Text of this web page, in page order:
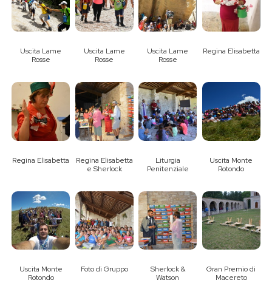
Uscita Lame
Rosse
Uscita Lame
Rosse
Uscita Lame
Rosse
Regina Elisabetta
Regina Elisabetta
Regina Elisabetta
e Sherlock
Liturgia
Penitenziale
Uscita Monte
Rotondo
Uscita Monte
Rotondo
Foto di Gruppo
Sherlock &
Watson
Gran Premio di
Macereto